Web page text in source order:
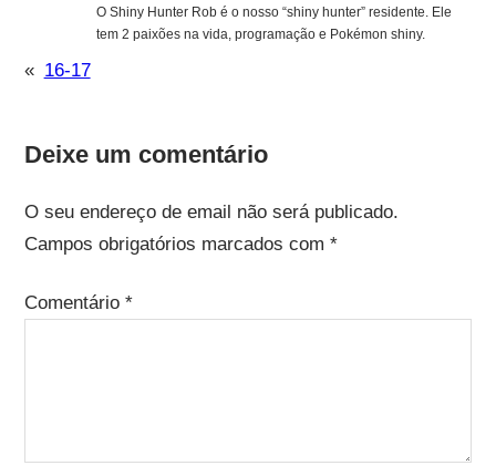
O Shiny Hunter Rob é o nosso “shiny hunter” residente. Ele
tem 2 paixões na vida, programação e Pokémon shiny.
« 16-17
Deixe um comentário
O seu endereço de email não será publicado.
Campos obrigatórios marcados com *
Comentário *